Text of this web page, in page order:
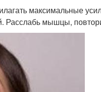
максимальные
Расслабь мышцы,